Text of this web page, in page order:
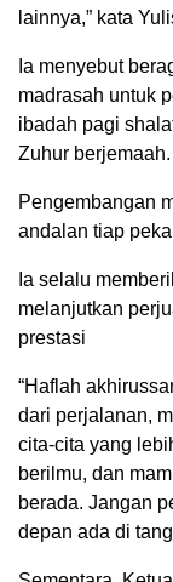
lainnya,” kata
Ia menyebut
madrasah untuk
ibadah pagi
Zuhur berjemaah.
Pengembangan
andalan tiap
Ia selalu
melanjutkan
prestasi
“Haflah
dari perjalanan,
cita-cita yang
berilmu, dan
berada. Jangan
depan ada di